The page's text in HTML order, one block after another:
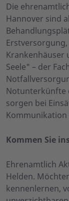
Die
Hannover sind
Krankenhäuser
Seele" – der
Notunterkünfte
sorgen bei
Kommunikation
Kommen Sie
Ehrenamtlich
Helden.
kennenlernen,